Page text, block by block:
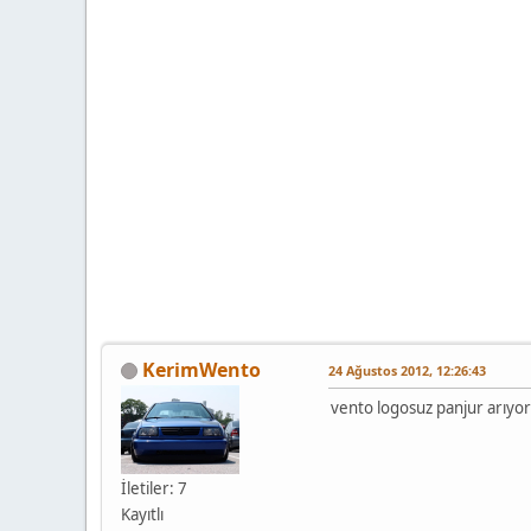
KerimWento
İletiler: 7
Kayıtlı
24 Ağustos 2012, 12:26:43
vento logosuz panjur